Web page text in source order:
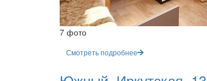
7 фото
Смотреть подробнее